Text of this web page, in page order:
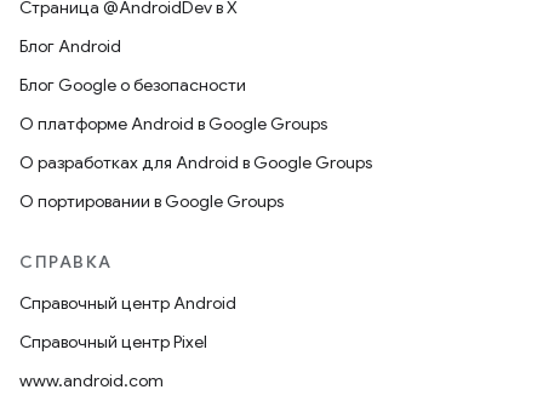
Страница @AndroidDev в X
Блог Android
Блог Google о безопасности
О платформе Android в Google Groups
О разработках для Android в Google Groups
О портировании в Google Groups
СПРАВКА
Справочный центр Android
Справочный центр Pixel
www.android.com